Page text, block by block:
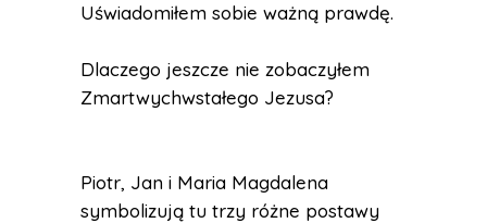
Uświadomiłem sobie ważną prawdę.
Dlaczego jeszcze nie zobaczyłem
Zmartwychwstałego Jezusa?
Piotr, Jan i Maria Magdalena
symbolizują tu trzy różne postawy